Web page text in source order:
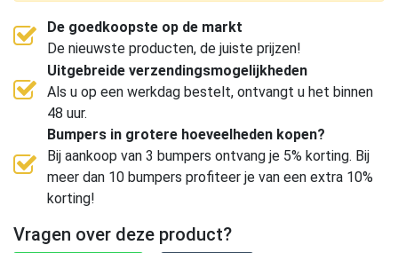
De goedkoopste op de markt
De nieuwste producten, de juiste prijzen!
Uitgebreide verzendingsmogelijkheden
Als u op een werkdag bestelt, ontvangt u het binnen
48 uur.
Bumpers in grotere hoeveelheden kopen?
Bij aankoop van 3 bumpers ontvang je 5% korting. Bij
meer dan 10 bumpers profiteer je van een extra 10%
korting!
Vragen over deze product?